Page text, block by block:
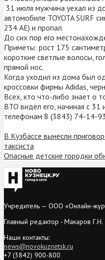
31 июля мужчина уехал из
автомобиле TOYOTA SURF
234 АЕ) и пропал.
До сих пор его
Приметы: рост 175
короткие светлые волосы,
прямой нос.
Когда уходил из дома был
кроссовки фирмы Adidas,
Всех, кто что-либо знает о
ВТО видел его, начиная с 31
телефонам 8 (3843) 74-14-
В Кузбассе вынесли
таксиста
Опасные детские городки
Учредитель — ООО «Онлайн-
Главный редактор - Макаров Г.Н.
Наши контакты:
news@novokuznetsk.ru
+7 (3842) 900-800